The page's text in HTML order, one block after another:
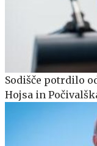
Sodišče potrdilo
Hojsa in